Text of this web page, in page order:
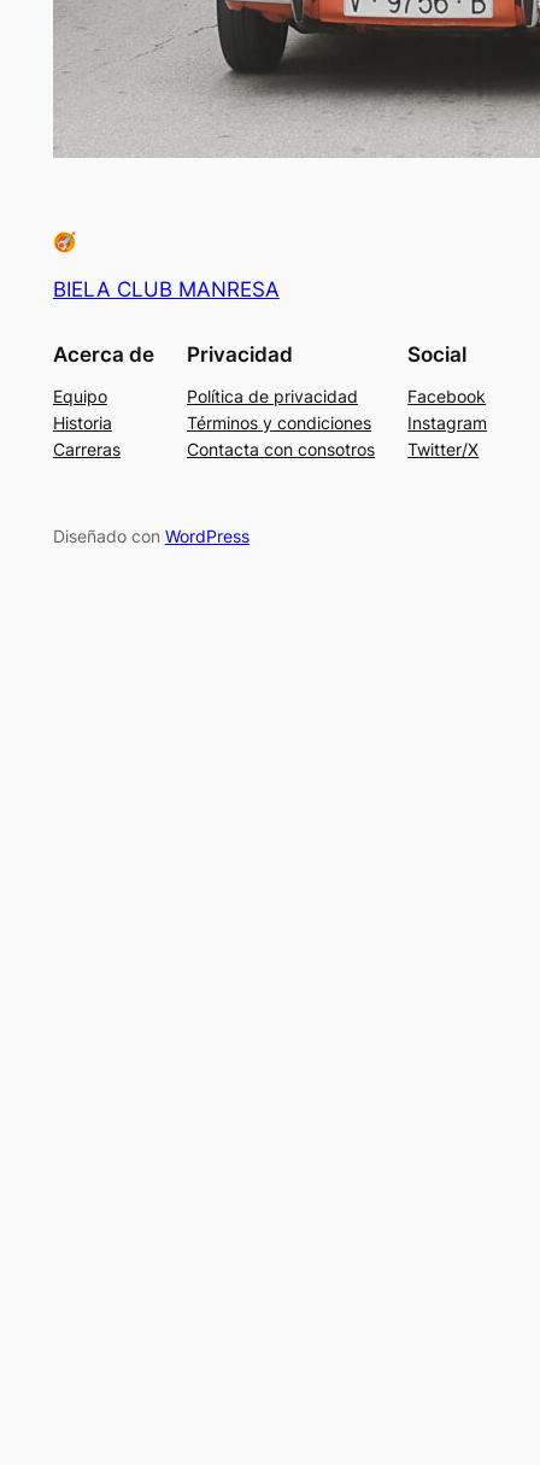
BIELA CLUB MANRESA
Acerca de
Equipo
Historia
Carreras
Privacidad
Política de privacidad
Términos y condiciones
Contacta con consotros
Social
Facebook
Instagram
Twitter/X
Diseñado con WordPress